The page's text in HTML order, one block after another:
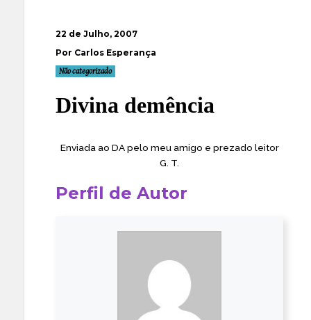
22 de Julho, 2007
Por Carlos Esperança
Não categorizado
Divina demência
Enviada ao DA pelo meu amigo e prezado leitor
G. T.
Perfil de Autor